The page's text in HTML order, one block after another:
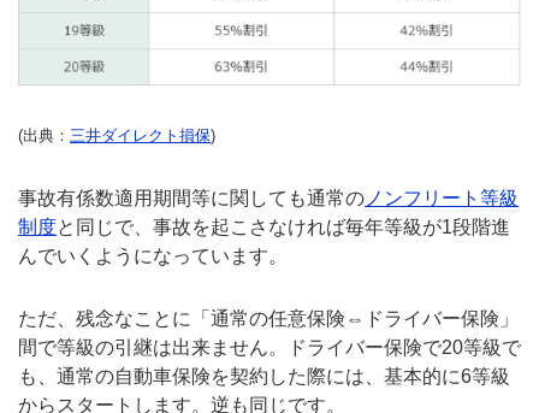
(出典： 三井ダイレクト損保)
事故有係数適用期間等に関しても通常の ノンフリート等級
制度と同じで、事故を起こさなければ毎年等級が1段階進
んでいくようになっています。
ただ、残念なことに「通常の任意保険⇔ドライバー保険」
間で等級の引継は出来ません。ドライバー保険で20等級で
も、通常の自動車保険を契約した際には、基本的に6等級
からスタートします。逆も同じです。